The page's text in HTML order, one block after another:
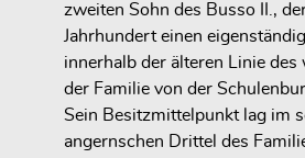
zweiten Sohn des Busso II.,
Jahrhundert einen
innerhalb der älteren Linie des
der Familie von der
Sein Besitzmittelpunkt lag im
angernschen Drittel des